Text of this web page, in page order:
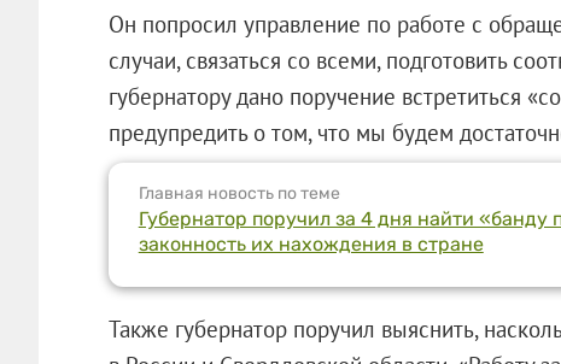
Он попросил управление по работе с
случаи, связаться со всеми, подготовить
губернатору дано поручение встретиться
предупредить о том, что мы будем
Главная новость по теме
Губернатор поручил за 4 дня найти
законность их нахождения в стране
Также губернатор поручил выяснить,